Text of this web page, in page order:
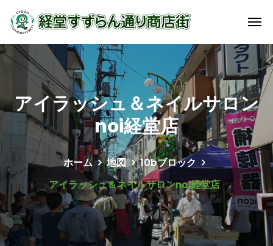
アイラッシュ＆ネイルサロン
noi経堂店
ホーム 地図
10bブロック
アイラッシュ＆ネイルサロンnoi経堂店